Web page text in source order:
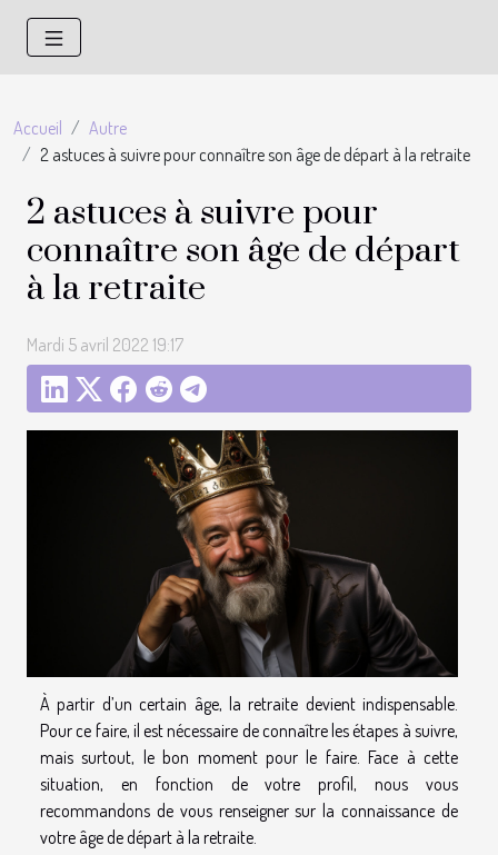
Accueil
Autre
2 astuces à suivre pour connaître son âge de départ à la retraite
2 astuces à suivre pour
connaître son âge de départ
à la retraite
Mardi 5 avril 2022 19:17
À partir d’un certain âge, la retraite devient indispensable.
Pour ce faire, il est nécessaire de connaître les étapes à suivre,
mais surtout, le bon moment pour le faire. Face à cette
situation, en fonction de votre profil, nous vous
recommandons de vous renseigner sur la connaissance de
votre âge de départ à la retraite.